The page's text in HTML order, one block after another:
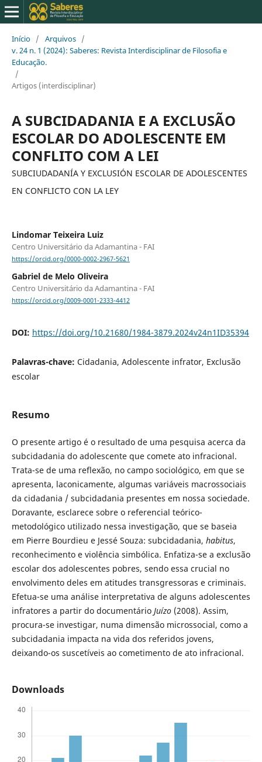
Início / Arquivos /
v. 24 n. 1 (2024): Saberes: Revista Interdisciplinar de Filosofia e
Educação.
/
Artigos (interdisciplinar)
A SUBCIDADANIA E A EXCLUSÃO
ESCOLAR DO ADOLESCENTE EM
CONFLITO COM A LEI
SUBCIUDADANÍA Y EXCLUSIÓN ESCOLAR DE ADOLESCENTES
EN CONFLICTO CON LA LEY
Lindomar Teixeira Luiz
Centro Universitário da Adamantina - FAI
https://orcid.org/0000-0002-2967-5621
Gabriel de Melo Oliveira
Centro Universitário da Adamantina - FAI
https://orcid.org/0009-0001-2333-4412
DOI: https://doi.org/10.21680/1984-3879.2024v24n1ID35394
Palavras-chave: Cidadania, Adolescente infrator, Exclusão
escolar
Resumo
O presente artigo é o resultado de uma pesquisa acerca da
subcidadania do adolescente que comete ato infracional.
Trata-se de uma reflexão, no campo sociológico, em que se
apresenta, laconicamente, algumas variáveis macrossociais
da cidadania / subcidadania presentes em nossa sociedade.
Doravante, esclarece sobre o referencial teórico-
metodológico utilizado nessa investigação, que se baseia
em Pierre Bourdieu e Jessé Souza: subcidadania, habitus,
reconhecimento e violência simbólica. Enfatiza-se a exclusão
escolar dos adolescentes pobres, sendo essa crucial no
envolvimento deles em atitudes transgressoras e criminais.
Efetua-se uma análise interpretativa de alguns adolescentes
infratores a partir do documentário Juízo (2008). Assim,
procura-se investigar, numa dimensão microssocial, como a
subcidadania impacta na vida dos referidos jovens,
deixando-os suscetíveis ao cometimento de ato infracional.
Downloads